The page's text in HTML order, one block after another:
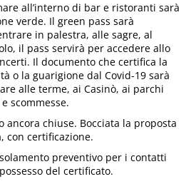
all’interno di bar e ristoranti sarà
verde. Il green pass sarà
in palestra, alle sagre, al
il pass servirà per accedere allo
Il documento che certifica la
o la guarigione dal Covid-19 sarà
alle terme, ai Casinò, ai parchi
scommesse.
ancora chiuse. Bocciata la proposta
con certificazione.
preventivo per i contatti
del certificato.